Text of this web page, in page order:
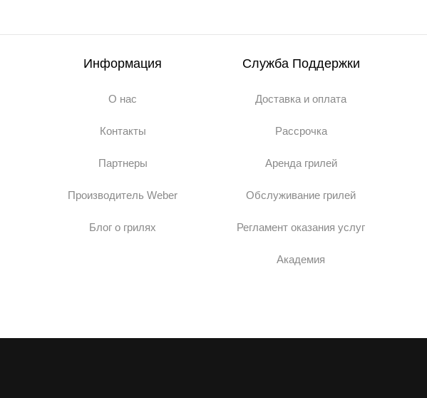
Информация
О нас
Контакты
Партнеры
Производитель Weber
Блог о грилях
Служба Поддержки
Доставка и оплата
Рассрочка
Аренда грилей
Обслуживание грилей
Регламент оказания услуг
Академия